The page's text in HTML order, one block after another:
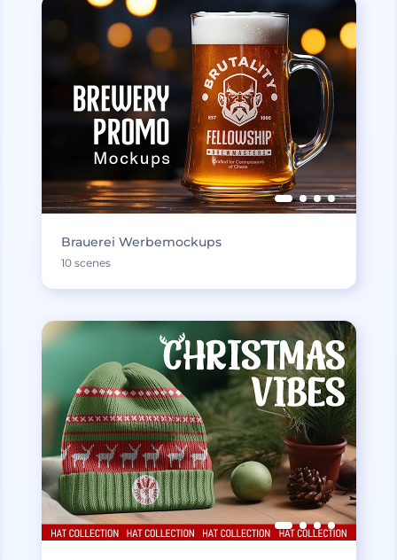
Brauerei Werbemockups
10 scenes